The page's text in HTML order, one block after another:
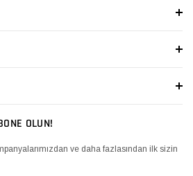
OLUN!
ve daha fazlasından ilk sizin